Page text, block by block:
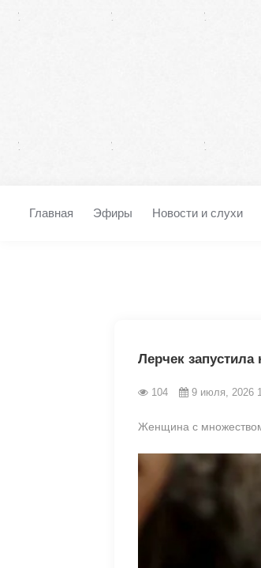
Главная Эфиры Новости и слухи
Лерчек
104 9 июля, 2026
Женщина с множеством